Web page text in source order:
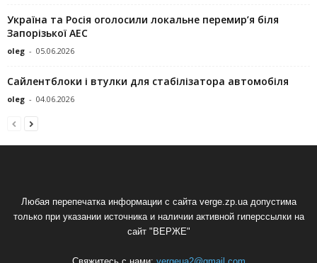
Україна та Росія оголосили локальне перемир’я біля
Запорізької АЕС
oleg - 05.06.2026
Сайлентблоки і втулки для стабілізатора автомобіля
oleg - 04.06.2026
Любая перепечатка информации с сайта verge.zp.ua допустима
только при указании источника и наличии активной гиперссылки на
сайт "ВЕРЖЕ"